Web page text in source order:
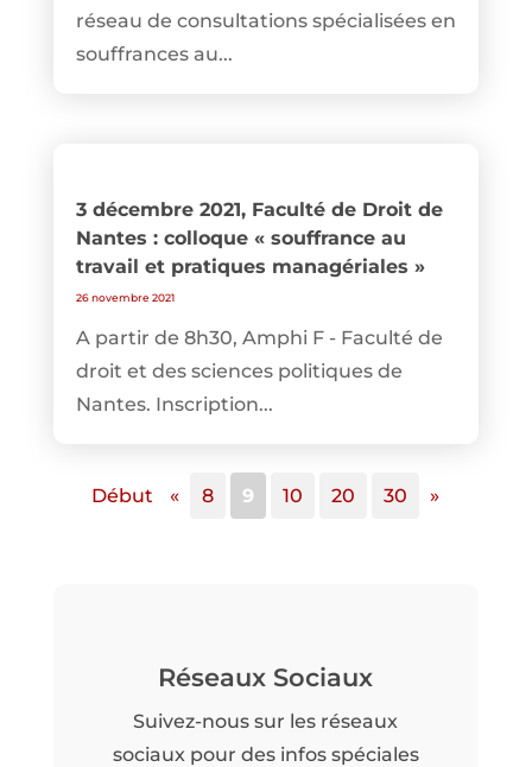
réseau de consultations spécialisées en
souffrances au...
3 décembre 2021, Faculté de Droit de
Nantes : colloque « souffrance au
travail et pratiques managériales »
26 novembre 2021
A partir de 8h30, Amphi F - Faculté de
droit et des sciences politiques de
Nantes. Inscription...
Début « 8 9 10 20 30 »
Réseaux Sociaux
Suivez-nous sur les réseaux
sociaux pour des infos spéciales